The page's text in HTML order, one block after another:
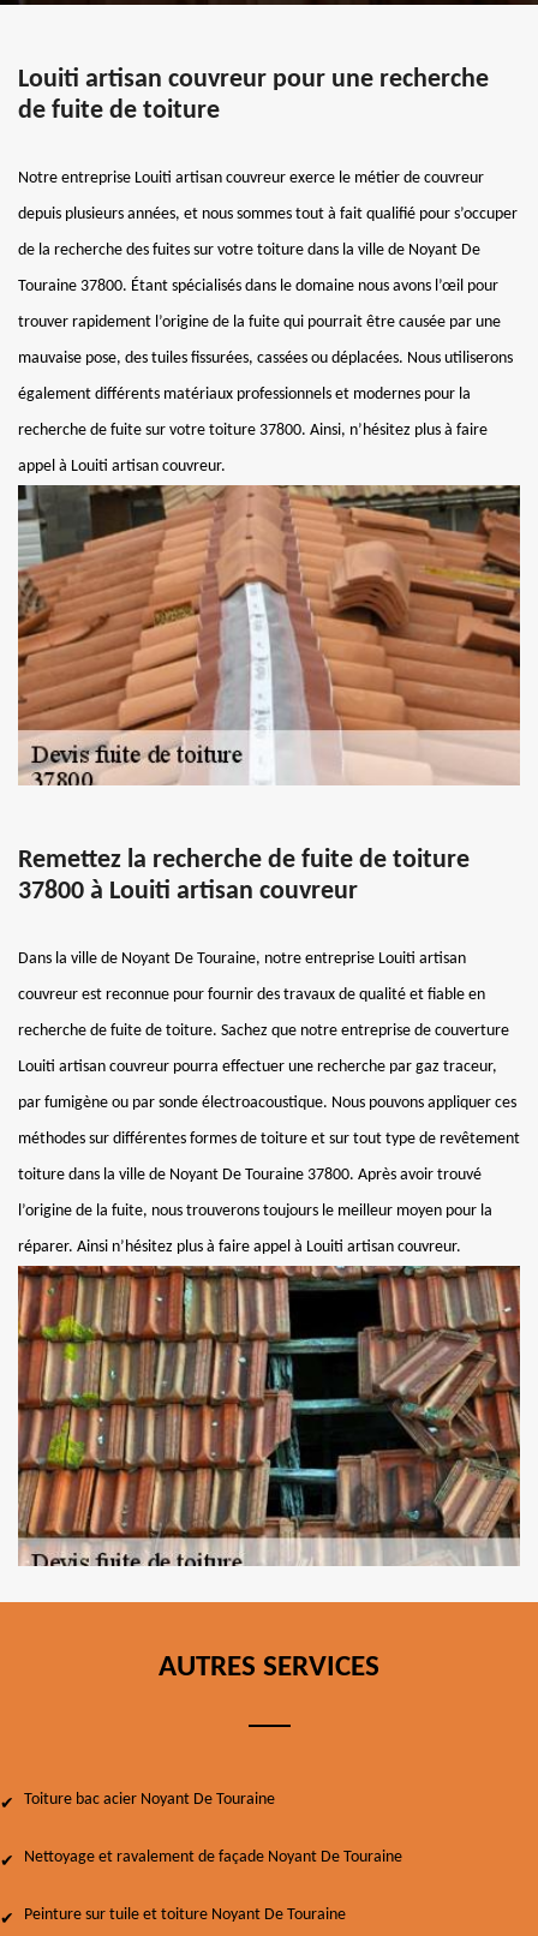
Louiti artisan couvreur pour une recherche
de fuite de toiture
Notre entreprise Louiti artisan couvreur exerce le métier de couvreur
depuis plusieurs années, et nous sommes tout à fait qualifié pour s’occuper
de la recherche des fuites sur votre toiture dans la ville de Noyant De
Touraine 37800. Étant spécialisés dans le domaine nous avons l’œil pour
trouver rapidement l’origine de la fuite qui pourrait être causée par une
mauvaise pose, des tuiles fissurées, cassées ou déplacées. Nous utiliserons
également différents matériaux professionnels et modernes pour la
recherche de fuite sur votre toiture 37800. Ainsi, n’hésitez plus à faire
appel à Louiti artisan couvreur.
Remettez la recherche de fuite de toiture
37800 à Louiti artisan couvreur
Dans la ville de Noyant De Touraine, notre entreprise Louiti artisan
couvreur est reconnue pour fournir des travaux de qualité et fiable en
recherche de fuite de toiture. Sachez que notre entreprise de couverture
Louiti artisan couvreur pourra effectuer une recherche par gaz traceur,
par fumigène ou par sonde électroacoustique. Nous pouvons appliquer ces
méthodes sur différentes formes de toiture et sur tout type de revêtement
toiture dans la ville de Noyant De Touraine 37800. Après avoir trouvé
l’origine de la fuite, nous trouverons toujours le meilleur moyen pour la
réparer. Ainsi n’hésitez plus à faire appel à Louiti artisan couvreur.
AUTRES SERVICES
Toiture bac acier Noyant De Touraine
Nettoyage et ravalement de façade Noyant De Touraine
Peinture sur tuile et toiture Noyant De Touraine